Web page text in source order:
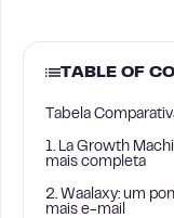
TABLE OF
Tabela
1. La Growth
mais completa
2. Waalaxy: um
mais e-mail